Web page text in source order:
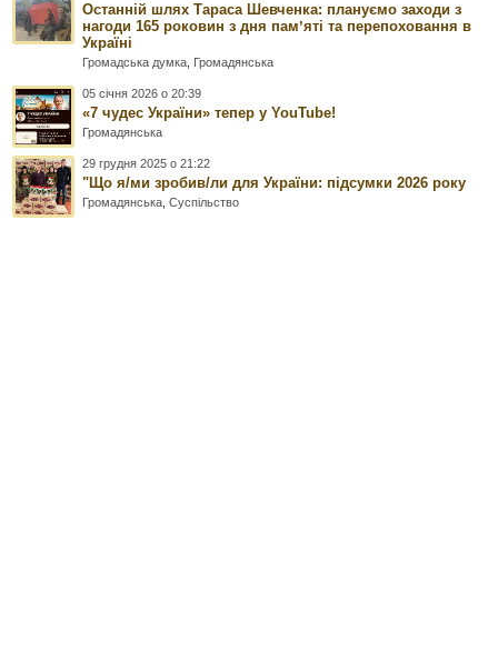
Останній шлях Тараса Шевченка: плануємо заходи з
нагоди 165 роковин з дня памʼяті та перепоховання в
Україні
Громадська думка Громадянська
05 січня 2026 о 20:39
«7 чудес України» тепер у YouTube!
Громадянська
29 грудня 2025 о 21:22
"Що я/ми зробив/ли для України: підсумки 2026 року
Громадянська ,Суспільство